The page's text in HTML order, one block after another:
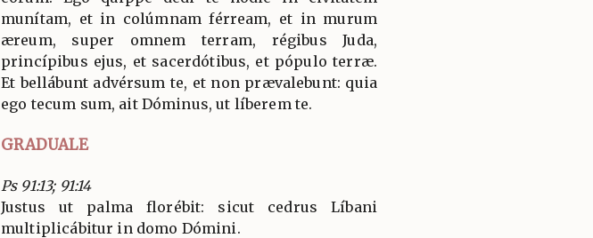
munítam, et in colúmnam férream, et in murum
æreum, super omnem terram, régibus Juda,
princípibus ejus, et sacerdótibus, et pópulo terræ.
Et bellábunt advérsum te, et non prævalebunt: quia
ego tecum sum, ait Dóminus, ut líberem te.
GRADUALE
Ps 91:13; 91:14
Justus ut palma florébit: sicut cedrus Líbani
multiplicábitur in domo Dómini.